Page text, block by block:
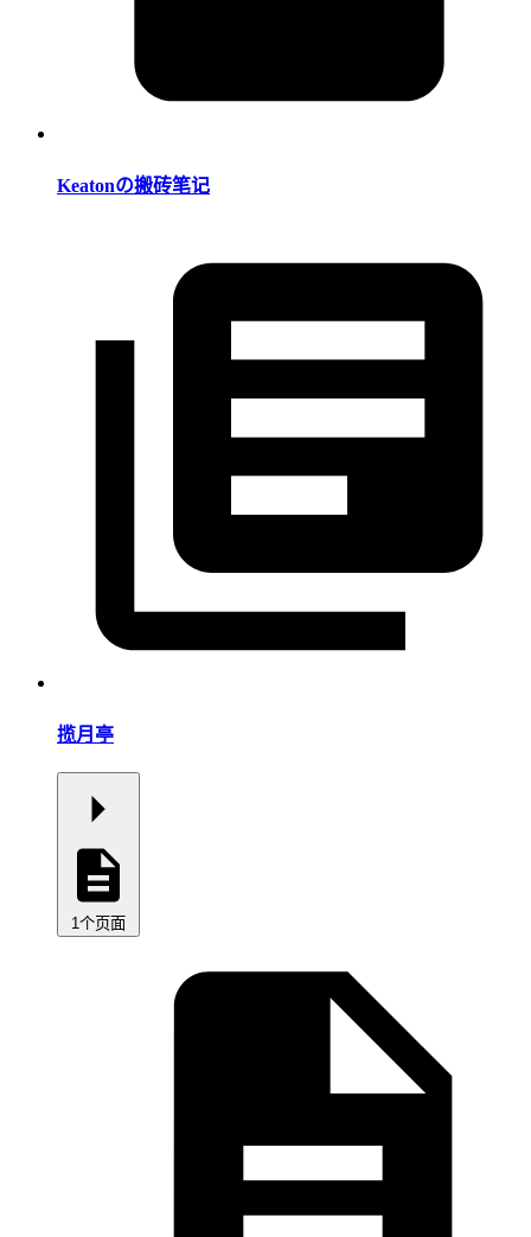
Keatonの搬砖笔记
揽月亭
1个页面